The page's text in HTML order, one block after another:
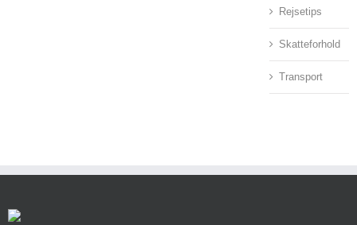
Rejsetips
Skatteforhold
Transport